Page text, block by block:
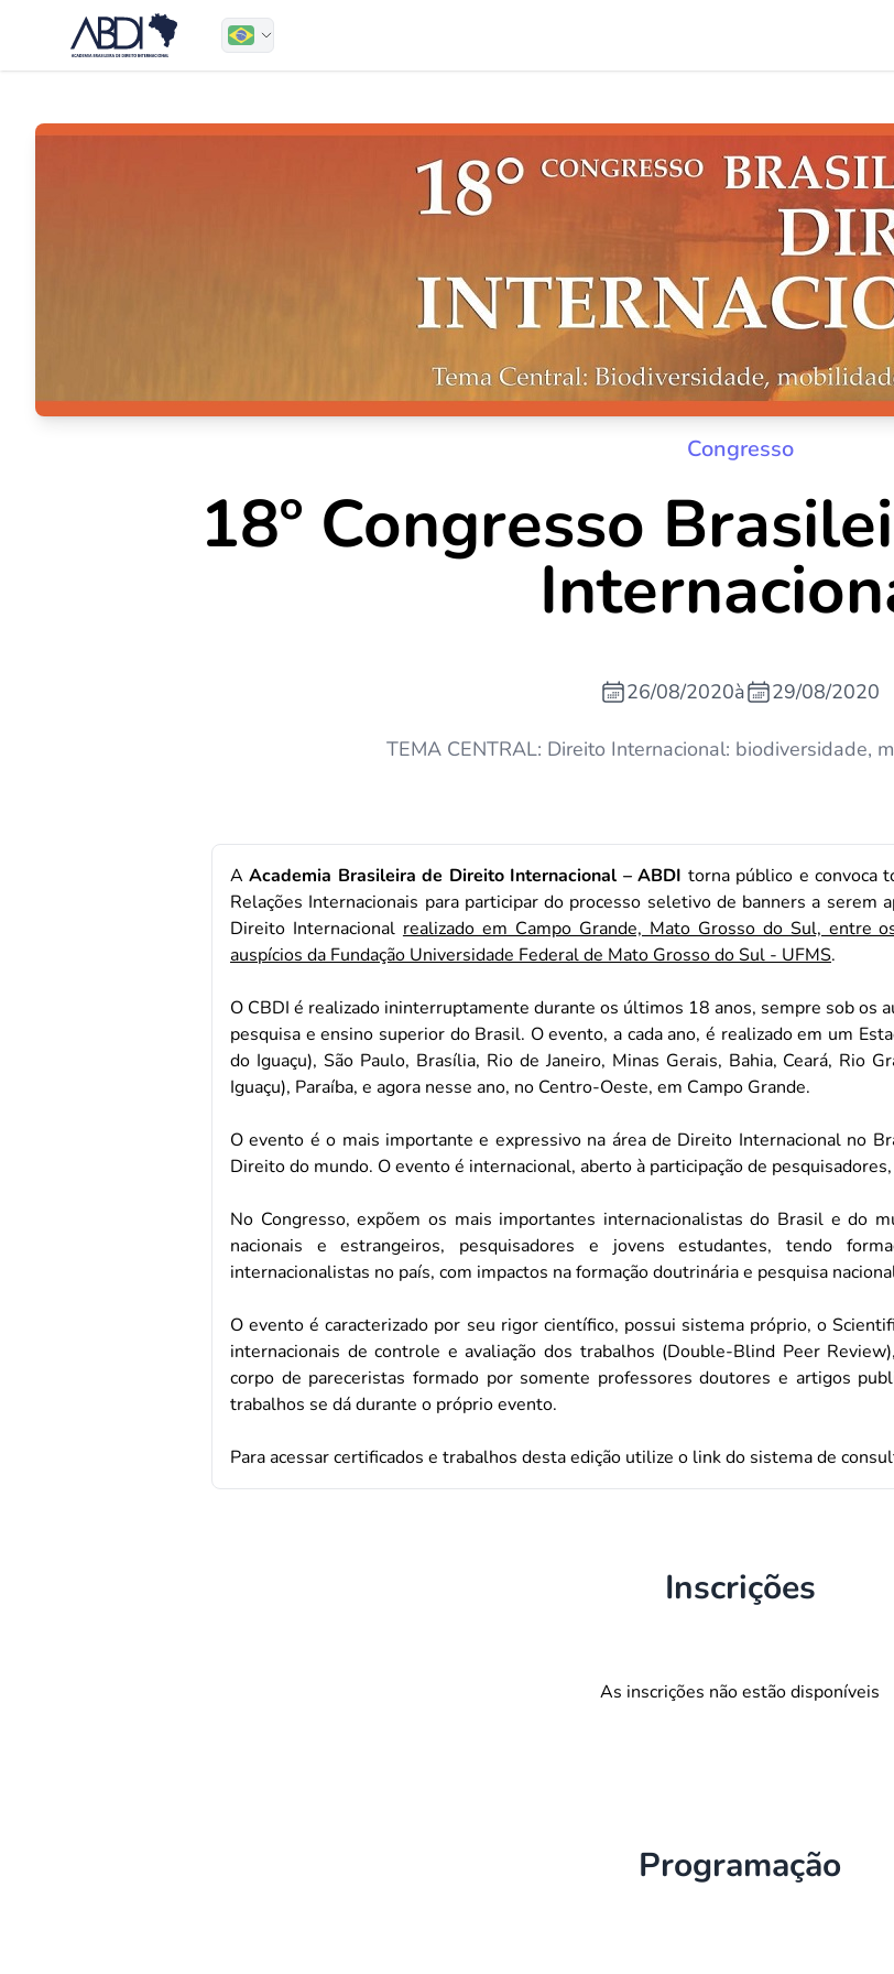
Congresso
18º Congresso
26/08/2020à 29/08/2020
TEMA CENTRAL: Direito Internacional: biodiversidade,
AAcademia Brasileira de Direito Internacional – ABDI torna público e convoca
Relações Internacionais para participar do processo seletivo de banners a serem
Direito Internacional realizado em Campo Grande, Mato Grosso do Sul,
auspícios da Fundação Universidade Federal de Mato Grosso do Sul - UFMS.
O CBDI é realizado ininterruptamente durante os últimos 18 anos, sempre sob os
pesquisa e ensino superior do Brasil. O evento, a cada ano, é realizado em um
do Iguaçu), São Paulo, Brasília, Rio de Janeiro, Minas Gerais, Bahia, Ceará, Rio
Iguaçu), Paraíba, e agora nesse ano, no Centro-Oeste, em Campo Grande.
O evento é o mais importante e expressivo na área de Direito Internacional no
Direito do mundo. O evento é internacional, aberto à participação de
No Congresso, expõem os mais importantes internacionalistas do Brasil e do
nacionais e estrangeiros, pesquisadores e jovens estudantes, tendo
internacionalistas no país, com impactos na formação doutrinária e pesquisa
O evento é caracterizado por seu rigor científico, possui sistema próprio, o
internacionais de controle e avaliação dos trabalhos (Double-Blind Peer
corpo de pareceristas formado por somente professores doutores e artigos
trabalhos se dá durante o próprio evento.
Para acessar certificados e trabalhos desta edição utilize o link do sistema de
Inscrições
As inscrições não estão disponíveis
Programação